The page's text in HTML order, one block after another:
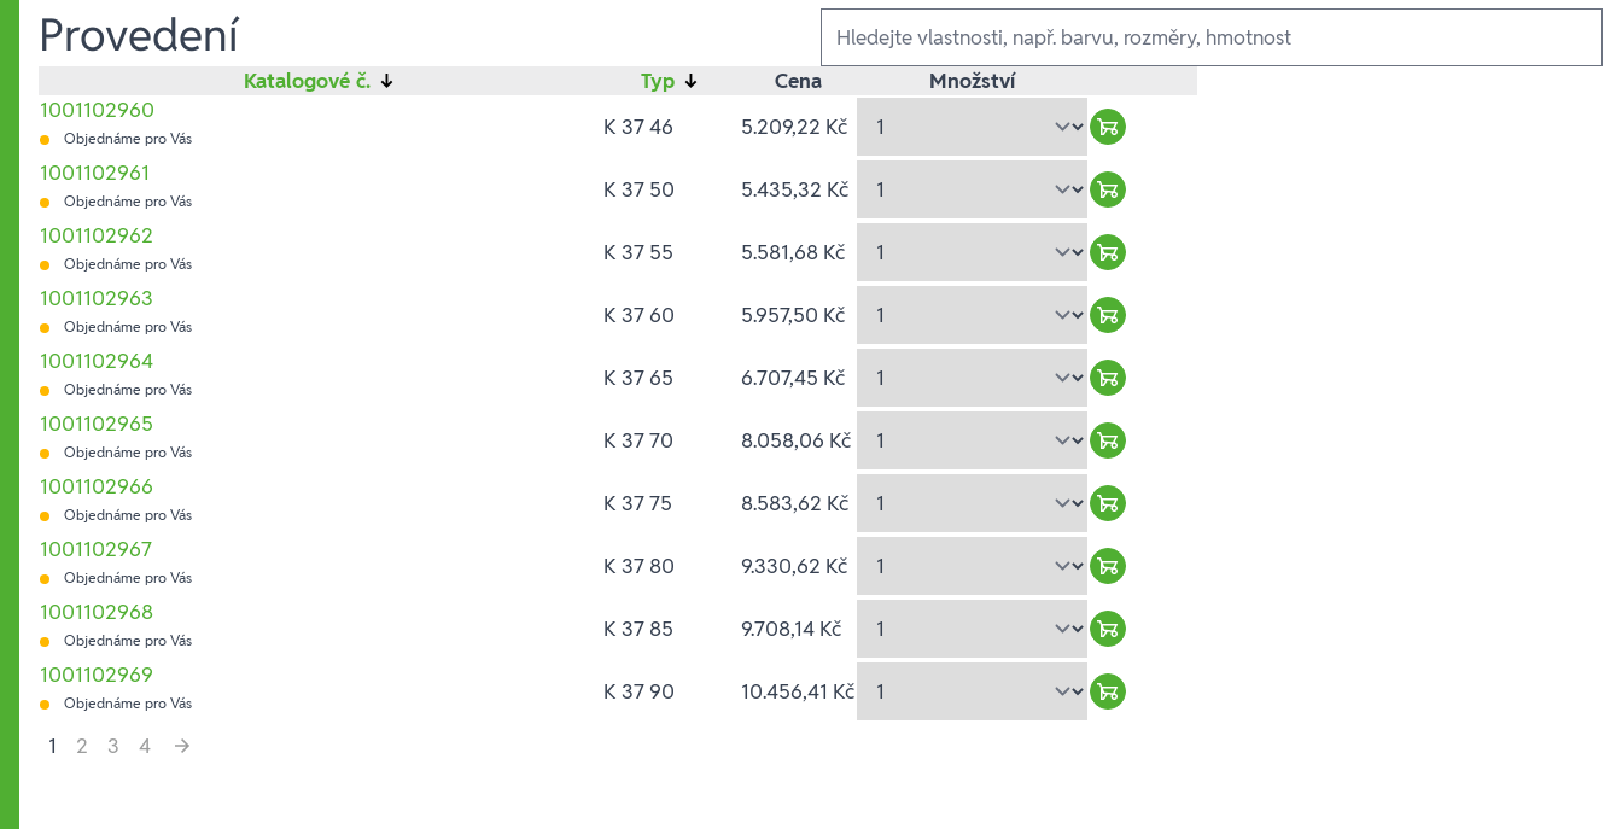
Provedení Ausführungen
Katalogové č. ↓ Typ ↓ Cena
Množství
1001102960
Objednáme pro Vás K 37 46 5.209,22 Kč
Warenkorb hinzufügen
1001102961
Objednáme pro Vás K 37 50 5.435,32 Kč
Warenkorb hinzufügen
1001102962
Objednáme pro Vás K 37 55 5.581,68 Kč
Warenkorb hinzufügen
1001102963
Objednáme pro Vás K 37 60 5.957,50 Kč
Warenkorb hinzufügen
1001102964
Objednáme pro Vás K 37 65 6.707,45 Kč
Warenkorb hinzufügen
1001102965
Objednáme pro Vás K 37 70 8.058,06 Kč
Warenkorb hinzufügen
1001102966
Objednáme pro Vás K 37 75 8.583,62 Kč
Warenkorb hinzufügen
1001102967
Objednáme pro Vás K 37 80 9.330,62 Kč
Warenkorb hinzufügen
1001102968
Objednáme pro Vás K 37 85 9.708,14 Kč
Warenkorb hinzufügen
1001102969
Objednáme pro Vás K 37 90 10.456,41 Kč
Warenkorb hinzufügen
1
2 3
4